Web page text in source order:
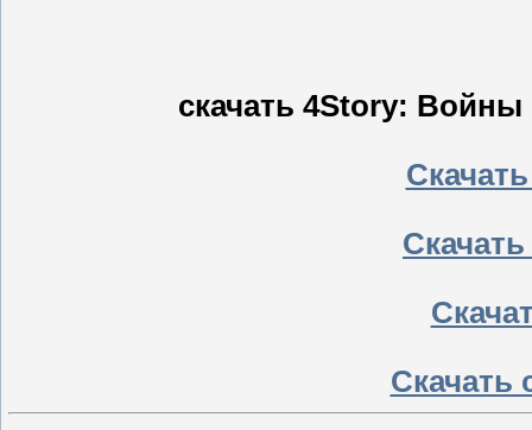
скачать 4Story: Войны
Скачать